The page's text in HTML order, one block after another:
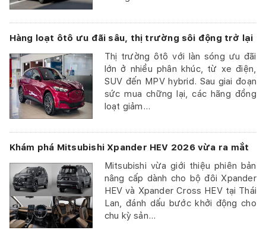
Hàng loạt ôtô ưu đãi sâu, thị trường sôi động trở lại
Thị trường ôtô với làn sóng ưu đãi
lớn ở nhiều phân khúc, từ xe điện,
SUV đến MPV hybrid. Sau giai đoạn
sức mua chững lại, các hãng đồng
loạt giảm...
Khám phá Mitsubishi Xpander HEV 2026 vừa ra mắt
Mitsubishi vừa giới thiệu phiên bản
nâng cấp dành cho bộ đôi Xpander
HEV và Xpander Cross HEV tại Thái
Lan, đánh dấu bước khởi động cho
chu kỳ sản...